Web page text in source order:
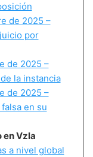
de 2025 –
por
de 2025 –
la instancia
de 2025 –
en su
en Vzla
a nivel global